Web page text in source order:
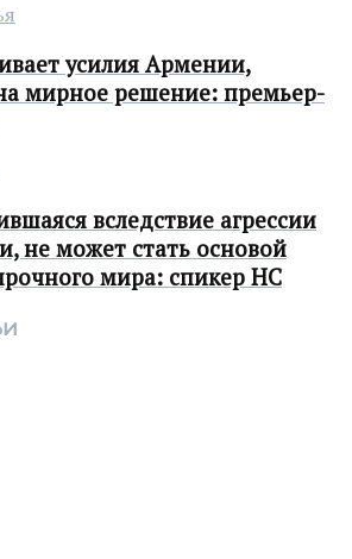
усилия Армении,
мирное решение: премьер-
вследствие агрессии
не может стать основой
мира: спикер НС